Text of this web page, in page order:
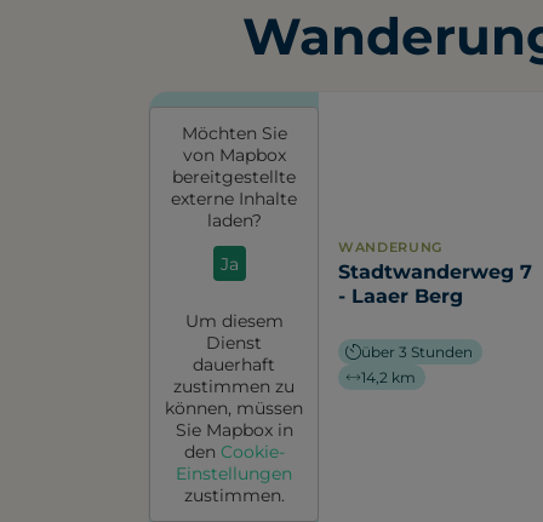
Möchten Sie
von Mapbox
bereitgestellte
externe Inhalte
laden?
Ja
Um diesem
Dienst
dauerhaft
zustimmen zu
können, müssen
Sie Mapboxin
den Cookie-
Einstellungen
zustimmen.
WANDERUNG
Stadtwanderweg 7
- Laaer Berg
über 3 Stunden
14,2 km